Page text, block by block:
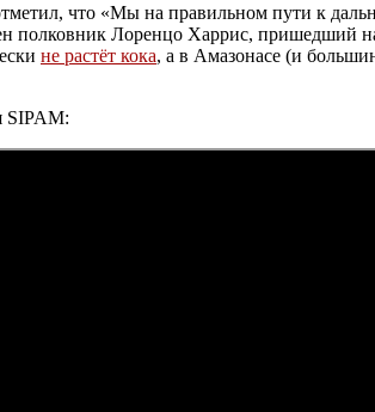
что «Мы на правильном пути к
полковник Лоренцо Харрис, пришедший
не растёт кока, а в Амазонасе (и
SIPAM: